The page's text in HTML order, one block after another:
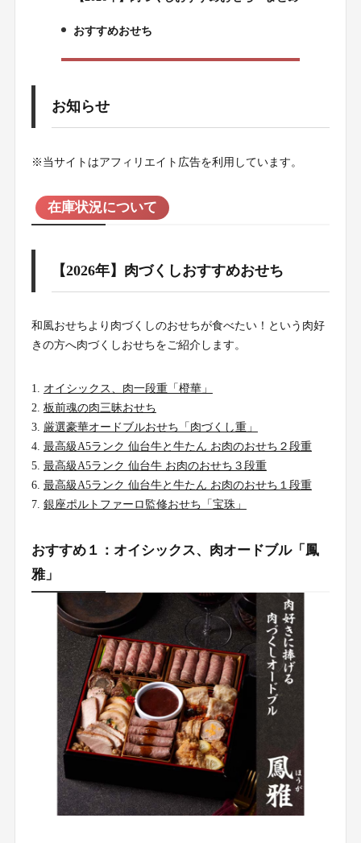
4.
おすすめおせち
お知らせ
※当サイトはアフィリエイト広告を利用しています。
在庫状況について
【2026年】肉づくしおすすめおせち
和風おせちより肉づくしのおせちが食べたい！という肉好
きの方へ肉づくしおせちをご紹介します。
オイシックス、肉一段重「橙華」
板前魂の肉三昧おせち
厳選豪華オードブルおせち「肉づくし重」
最高級A5ランク 仙台牛と牛たん お肉のおせち２段重
最高級A5ランク 仙台牛 お肉のおせち３段重
最高級A5ランク 仙台牛と牛たん お肉のおせち１段重
銀座ポルトファーロ監修おせち「宝珠」
おすすめ１：オイシックス、肉オードブル「鳳
雅」